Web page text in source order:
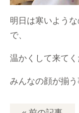
明日は寒いよう
で、
温かくして来て
みんなの顔が揃